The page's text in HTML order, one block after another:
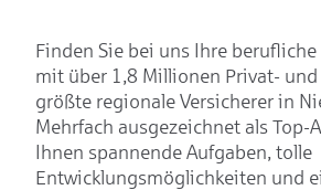
Finden Sie bei uns Ihre
mit über 1,8 Millionen Privat-
größte regionale Versicherer in
Mehrfach ausgezeichnet als
Ihnen spannende Aufgaben, tolle
Entwicklungsmöglichkeiten und